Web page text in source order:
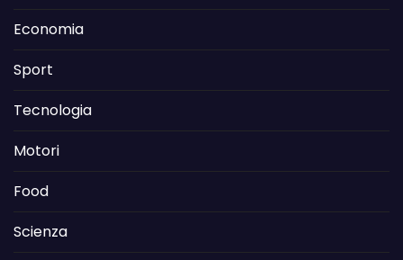
Economia
Sport
Tecnologia
Motori
Food
Scienza